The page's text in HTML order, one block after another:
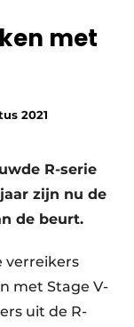
met
2021
R-serie
zijn nu de
de beurt.
verreikers
met Stage V-
uit de R-